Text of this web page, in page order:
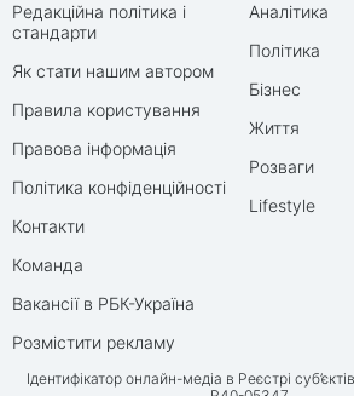
Редакційна політика і
стандарти
Як стати нашим автором
Правила користування
Правова інформація
Політика конфіденційності
Контакти
Команда
Вакансії в РБК-Україна
Розмістити рекламу
Аналітика
Політика
Бізнес
Життя
Розваги
Lifestyle
Ідентифікатор онлайн-медіа в Реєстрі